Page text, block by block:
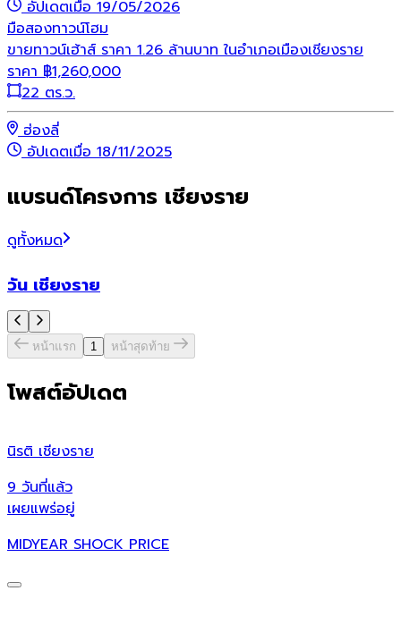
อัปเดตเมื่อ 19/05/2026
มือสองทาวน์โฮม
ขายทาวน์เฮ้าส์ ราคา 1.26 ล้านบาท ในอำเภอเมืองเชียงราย
ราคา ฿1,260,000
22 ตร.ว.
ฮ่องลี่
อัปเดตเมื่อ 18/11/2025
แบรนด์โครงการ เชียงราย
ดูทั้งหมด
วัน เชียงราย
หน้าแรก 1 หน้าสุดท้าย
โพสต์อัปเดต
นิรติ เชียงราย
9 วันที่แล้ว
เผยแพร่อยู่
MIDYEAR SHOCK PRICE